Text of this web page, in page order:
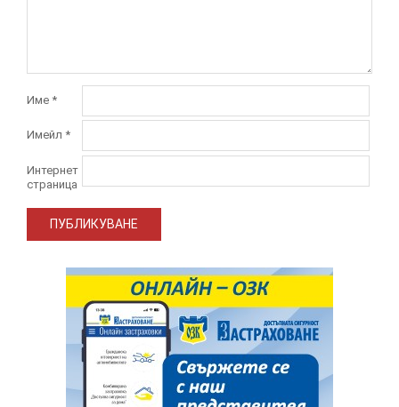
Име *
Имейл *
Интернет
страница